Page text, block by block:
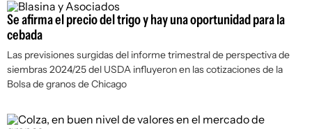
Se afirma el precio del trigo y hay una oportunidad para la
cebada
Las previsiones surgidas del informe trimestral de perspectiva de
siembras 2024/25 del USDA influyeron en las cotizaciones de la
Bolsa de granos de Chicago